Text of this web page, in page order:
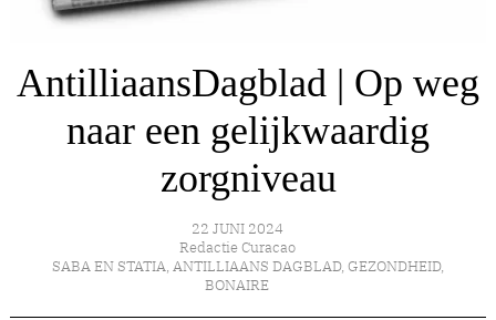
AntilliaansDagblad | Op weg
naar een gelijkwaardig
zorgniveau
22 JUNI 2024
Redactie Curacao
SABA EN STATIA, ANTILLIAANS DAGBLAD, GEZONDHEID,
BONAIRE